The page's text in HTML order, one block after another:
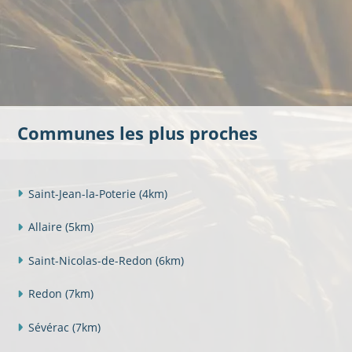
Communes les plus proches
Saint-Jean-la-Poterie (4km)
Allaire (5km)
Saint-Nicolas-de-Redon (6km)
Redon (7km)
Sévérac (7km)